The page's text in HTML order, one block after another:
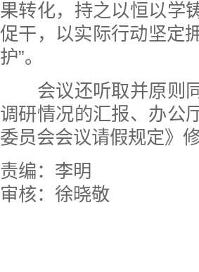
果转化，持之以恒以学
促干，以实际行动坚定
护”。
会议还听取并原则同
调研情况的汇报、办公
委员会会议请假规定》
责编：李明
审核：徐晓敬